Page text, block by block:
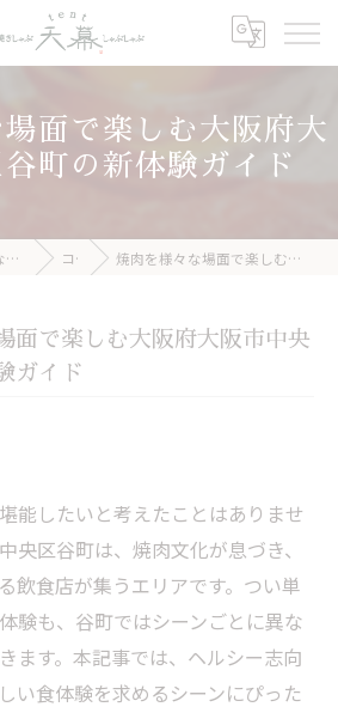
面で楽しむ大阪府大
町の新体験ガイド
大阪府天満橋の焼肉なら焼きしゃぶ 天幕 しゃぶしゃぶ コラム 焼肉を様々な場面で楽しむ大阪府大阪市中央区谷町の新体験ガイド
面で楽しむ大阪府大阪市中央
ガイド
能したいと考えたことはありませ
央区谷町は、焼肉文化が息づき、
飲食店が集うエリアです。つい単
験も、谷町ではシーンごとに異な
ます。本記事では、ヘルシー志向
い食体験を求めるシーンにぴった